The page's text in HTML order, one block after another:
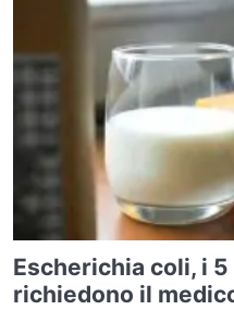
Escherichia coli, i
richiedono il